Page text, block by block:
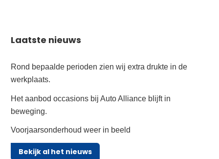
Laatste nieuws
Rond bepaalde perioden zien wij extra drukte in de
werkplaats.
Het aanbod occasions bij Auto Alliance blijft in
beweging.
Voorjaarsonderhoud weer in beeld
Bekijk al het nieuws